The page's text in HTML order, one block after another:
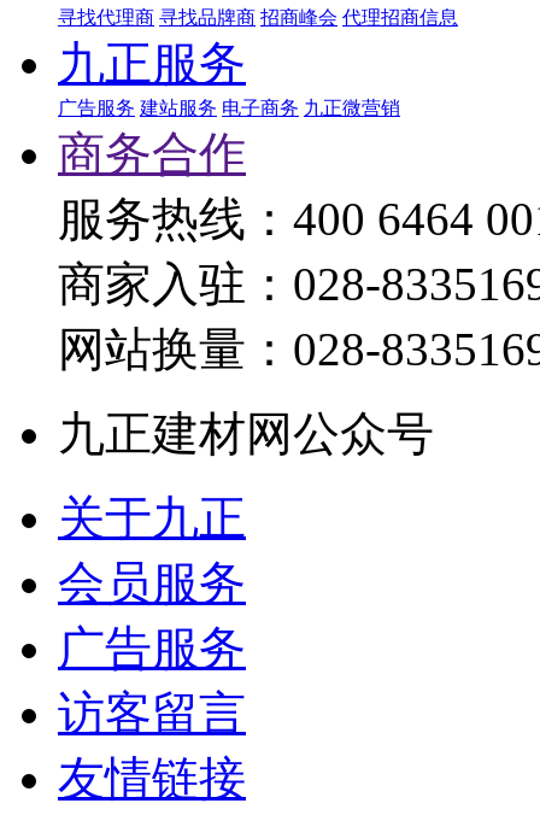
寻找代理商 寻找品牌商 招商峰会 代理招商信息
九正服务
广告服务 建站服务 电子商务 九正微营销
商务合作
服务热线：400 6464
商家入驻：028-
网站换量：028-
九正建材网公众号
关于九正
会员服务
广告服务
访客留言
友情链接